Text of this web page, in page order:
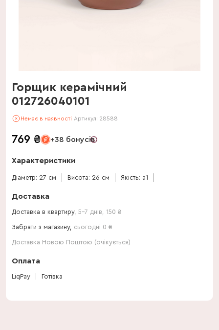
Горщик керамічний
012726040101
Немає в наявності Артикул: 28588
769 ₴ +38 бонусів
Характеристики
Діаметр: 27 см Висота: 26 см Якість: a1
Доставка
Доставка в квартиру, 5-7 днів 150 ₴
Забрати з магазину, сьогодні 0 ₴
Доставка Новою Поштою (очікується)
Оплата
LiqPay Готівка